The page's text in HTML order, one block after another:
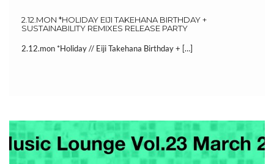
2.12.MON *HOLIDAY EIJI TAKEHANA BIRTHDAY +
SUSTAINABILITY REMIXES RELEASE PARTY
2.12.mon *Holiday // Eiji Takehana Birthday + […]